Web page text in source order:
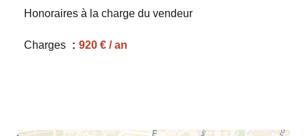
Honoraires à la charge du vendeur
Charges 920 € / an